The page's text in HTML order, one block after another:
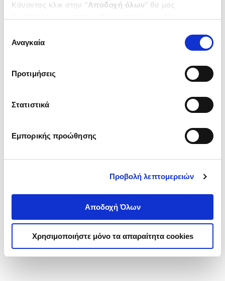
Κάνοντας κλικ στην ‘’Αποδοχή όλων’’ θα μας
ενδιαφέρουν και να επιλέξετε από τα παρακάτω με την
΄΄και να ενημερωθείτε σχετικά με
συγκατάθεσης
Αναγκαία
Προτιμήσεις
Στατιστικά
Εμπορικής προώθησης
Προβολή λεπτομερειών
Αποδοχή Όλων
Χρησιμοποιήστε μόνο τα απαραίτητα cookies